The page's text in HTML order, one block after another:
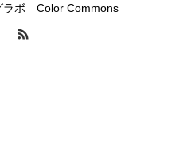
ラボ Color Commons